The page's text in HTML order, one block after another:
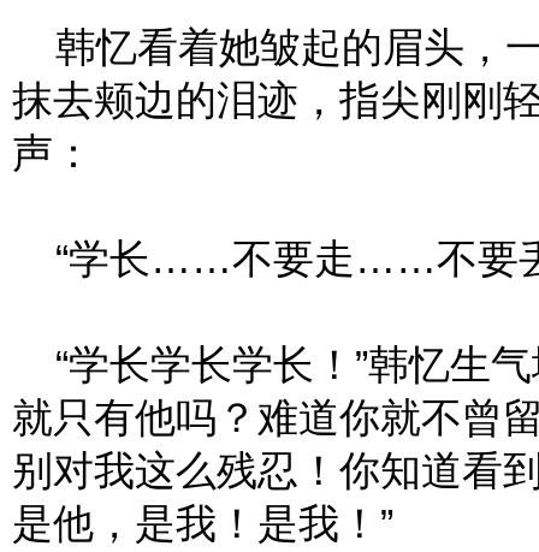
韩忆看着她皱起的眉头，
抹去颊边的泪迹，指尖刚刚
声：
“学长……不要走……不要
“学长学长学长！”韩忆生
就只有他吗？难道你就不曾
别对我这么残忍！你知道看
是他，是我！是我！”